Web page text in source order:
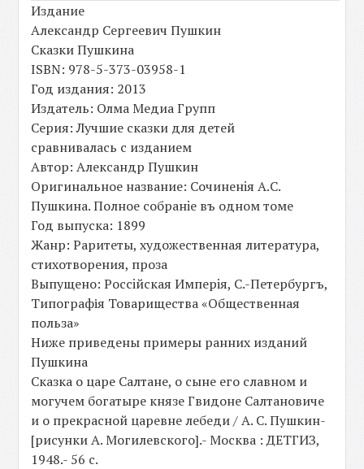
Издание
Александр Сергеевич Пушкин
Сказки Пушкина
ISBN: 978-5-373-03958-1
Год издания: 2013
Издатель: Олма Медиа Групп
Серия: Лучшие сказки для детей
сравнивалась с изданием
Автор: Александр Пушкин
Оригинальное название: Сочиненiя А.С.
Пушкина. Полное собранiе въ одном томе
Год выпуска: 1899
Жанр: Раритеты, художественная литература,
стихотворения, проза
Выпущено: Россiйская Имперiя, С.-Петербургъ,
Типографія Товарищества «Общественная
польза»
Ниже приведены примеры ранних изданий
Пушкина
Сказка о царе Салтане, о сыне его славном и
могучем богатыре князе Гвидоне Салтановиче
и о прекрасной царевне лебеди / А. С. Пушкин-
[рисунки А. Могилевского].- Москва : ДЕТГИЗ,
1948.- 56 с.